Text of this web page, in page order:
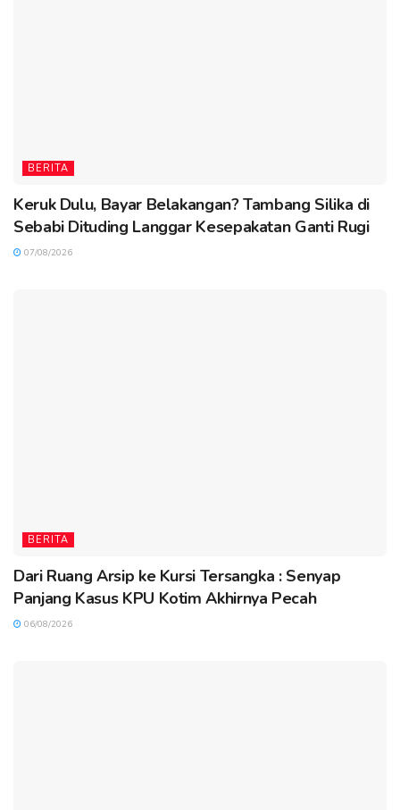
BERITA
Keruk Dulu, Bayar Belakangan? Tambang Silika di
Sebabi Dituding Langgar Kesepakatan Ganti Rugi
07/08/2026
BERITA
Dari Ruang Arsip ke Kursi Tersangka : Senyap
Panjang Kasus KPU Kotim Akhirnya Pecah
06/08/2026